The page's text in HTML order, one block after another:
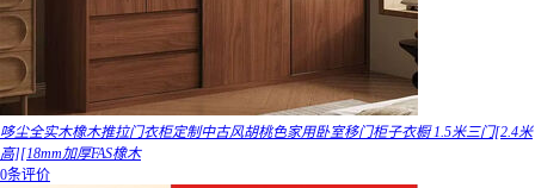
哆尘全实木橡木推拉门衣柜定制中古风胡桃色家用卧室移门柜子衣橱 1.5米三门[2.4米
高][18mm加厚FAS橡木
0条评价